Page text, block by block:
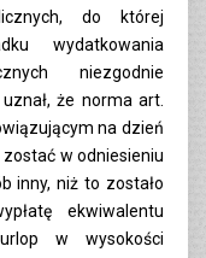
do której
wydatkowania
niezgodnie
że norma art.
na dzień
w odniesieniu
inny, niż to zostało
ekwiwalentu
w wysokości